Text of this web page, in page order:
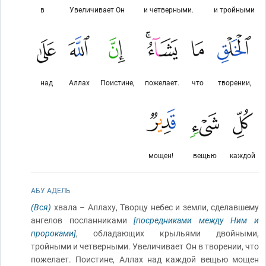
и тройными
и четверными.
Увеличивает Он
в
творении,
что
пожелает.
Поистине,
Аллах
над
каждой
вещью
мощен!
АБУ АДЕЛЬ
(Вся) хвала – Аллаху, Творцу небес и земли, сделавшему
ангелов посланниками[посредниками между Ним и
пророками], обладающих крыльями двойными,
тройными и четверными. Увеличивает Он в творении, что
пожелает. Поистине, Аллах над каждой вещью мощен